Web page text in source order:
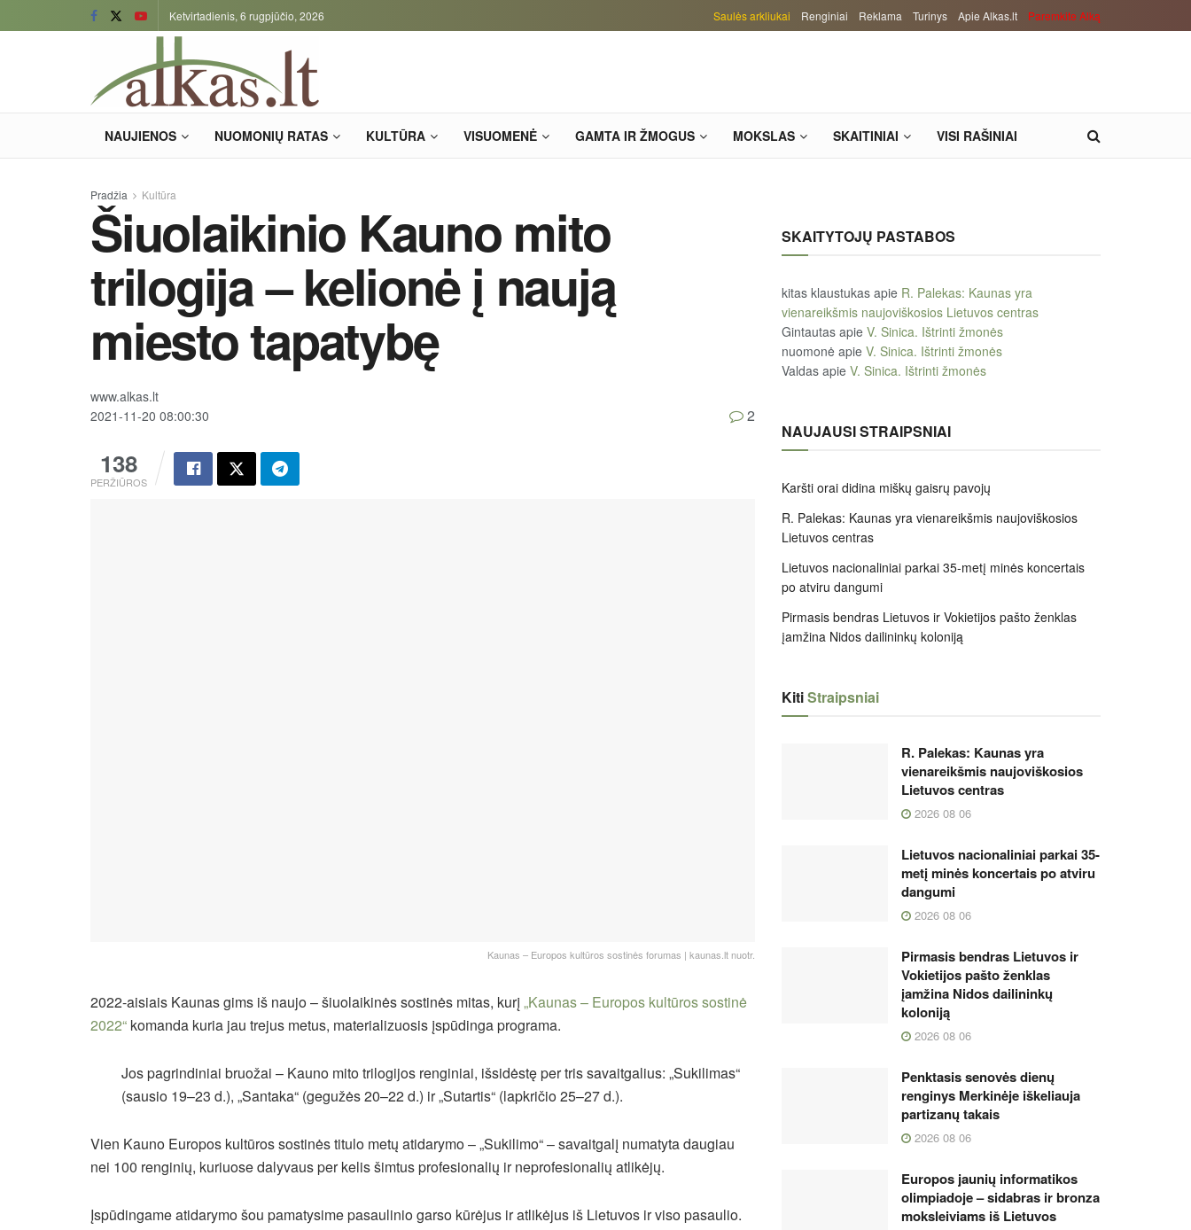
Ketvirtadienis, 6 rugpjūčio, 2026 Saulės arkliukai Renginiai Reklama Turinys Apie Alkas.lt Paremkite Alką
NAUJIENOS NUOMONIŲ RATAS KULTŪRA VISUOMENĖ GAMTA IR ŽMOGUS MOKSLAS SKAITINIAI VISI RAŠINIAI
Pradžia Kultūra
Šiuolaikinio Kauno mito
trilogija – kelionė į naują
miesto tapatybę
www.alkas.lt
2021-11-20 08:00:30
138
PERŽIŪROS
2
Kaunas – Europos kultūros sostinės forumas | kaunas.lt nuotr.
2022-aisiais Kaunas gims iš naujo – šiuolaikinės sostinės mitas, kurį „Kaunas – Europos kultūros sostinė
2022“ komanda kuria jau trejus metus, materializuosis įspūdinga programa.
Jos pagrindiniai bruožai – Kauno mito trilogijos renginiai, išsidėstę per tris savaitgalius: „Sukilimas“
(sausio 19–23 d.), „Santaka“ (gegužės 20–22 d.) ir „Sutartis“ (lapkričio 25–27 d.).
Vien Kauno Europos kultūros sostinės titulo metų atidarymo – „Sukilimo“ – savaitgalį numatyta daugiau
nei 100 renginių, kuriuose dalyvaus per kelis šimtus profesionalių ir neprofesionalių atlikėjų.
Įspūdingame atidarymo šou pamatysime pasaulinio garso kūrėjus ir atlikėjus iš Lietuvos ir viso pasaulio.
SKAITYTOJŲ PASTABOS
kitas klaustukas apie R. Palekas: Kaunas yra
vienareikšmis naujoviškosios Lietuvos centras
Gintautas apie V. Sinica. Ištrinti žmonės
nuomonė apie V. Sinica. Ištrinti žmonės
Valdas apie V. Sinica. Ištrinti žmonės
NAUJAUSI STRAIPSNIAI
Karšti orai didina miškų gaisrų pavojų
R. Palekas: Kaunas yra vienareikšmis naujoviškosios
Lietuvos centras
Lietuvos nacionaliniai parkai 35-metį minės koncertais
po atviru dangumi
Pirmasis bendras Lietuvos ir Vokietijos pašto ženklas
įamžina Nidos dailininkų koloniją
KitiStraipsniai
R. Palekas: Kaunas yra
vienareikšmis naujoviškosios
Lietuvos centras
2026 08 06
Lietuvos nacionaliniai parkai 35-
metį minės koncertais po atviru
dangumi
2026 08 06
Pirmasis bendras Lietuvos ir
Vokietijos pašto ženklas
įamžina Nidos dailininkų
koloniją
2026 08 06
Penktasis senovės dienų
renginys Merkinėje iškeliauja
partizanų takais
2026 08 06
Europos jaunių informatikos
olimpiadoje – sidabras ir bronza
moksleiviams iš Lietuvos